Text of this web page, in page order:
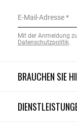
BRAUCHEN SIE
E-Mail-Adresse
Mit der Anmeldung
Datenschutzpolitik.